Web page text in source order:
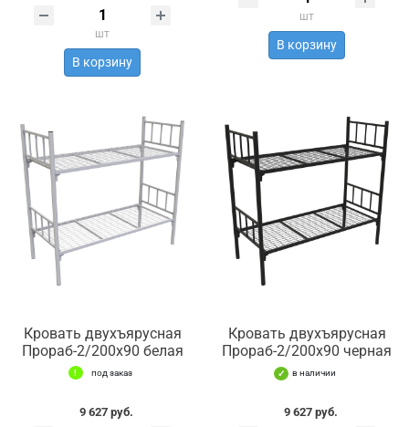
шт
В корзину
шт
В корзину
Кровать двухъярусная
Прораб-2/200х90 белая
под заказ
9 627 руб.
Кровать двухъярусная
Прораб-2/200х90 черная
в наличии
9 627 руб.